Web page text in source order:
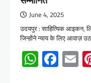
June 4, 2025
उदयपुर : साहित्यिक आइकन,
जिन्होंने न्याय के लिए आवाज़